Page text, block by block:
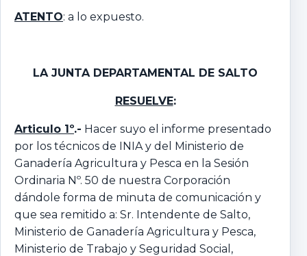
ATENTO: a lo expuesto.
LA JUNTA DEPARTAMENTAL DE SALTO
RESUELVE:
Articulo 1º.- Hacer suyo el informe presentado
por los técnicos de INIA y del Ministerio de
Ganadería Agricultura y Pesca en la Sesión
Ordinaria Nº. 50 de nuestra Corporación
dándole forma de minuta de comunicación y
que sea remitido a: Sr. Intendente de Salto,
Ministerio de Ganadería Agricultura y Pesca,
Ministerio de Trabajo y Seguridad Social,